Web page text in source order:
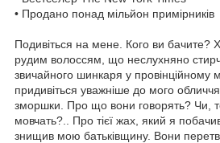
• Продано понад мільйон примірників
Подивіться на мене. Кого ви бачите?
рудим волоссям, що неслухняно
звичайного шинкаря у провінційному
придивіться уважніше до мого
зморшки. Про що вони говорять? Чи,
мовчать?.. Про тієї жах, який я
знищив мою батьківщину. Вони